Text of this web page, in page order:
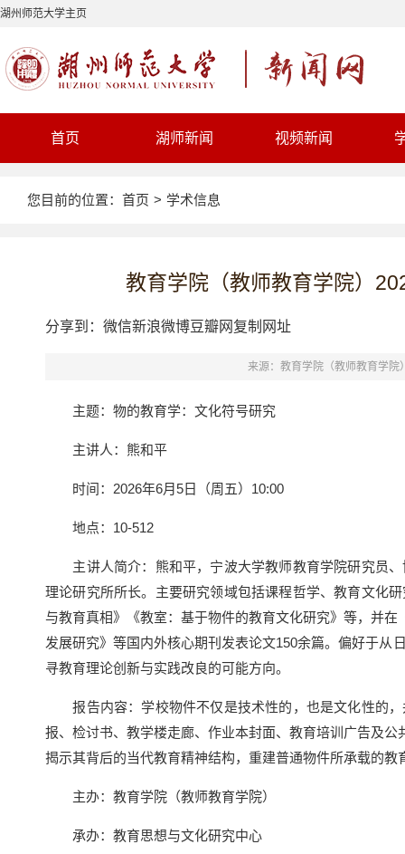
湖州师范大学主页
首页 湖师新闻 视频新闻
您目前的位置： 首页 > 学术信息
教育学院（教师教育学院）
分享到： 微信新浪微博豆瓣网 复制网址
来源：教育学院（教师教育学院
主题：物的教育学：文化符号研究
主讲人：熊和平
时间：2026年6月5日（周五）10:00
地点：10-512
主讲人简介：熊和平，宁波大学教师教育学院研究员、
理论研究所所长。主要研究领域包括课程哲学、教育文化
与教育真相》《教室：基于物件的教育文化研究》等，并
发展研究》等国内外核心期刊发表论文150余篇。偏好于从
寻教育理论创新与实践改良的可能方向。
报告内容：学校物件不仅是技术性的，也是文化性的，
报、检讨书、教学楼走廊、作业本封面、教育培训广告及
揭示其背后的当代教育精神结构，重建普通物件所承载的
主办：教育学院（教师教育学院）
承办：教育思想与文化研究中心